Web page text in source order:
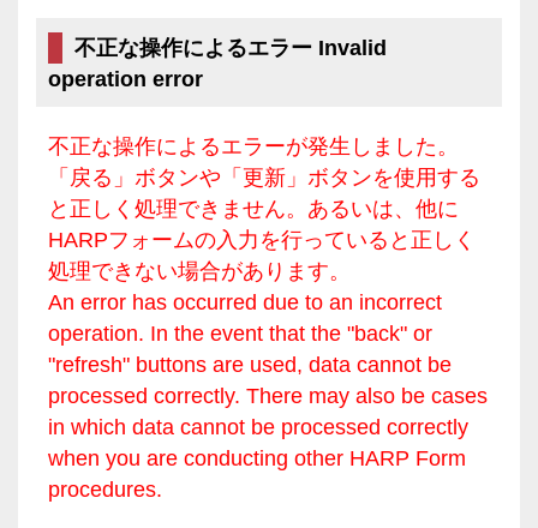
不正な操作によるエラー Invalid
operation error
不正な操作によるエラーが発生しました。
「戻る」ボタンや「更新」ボタンを使用する
と正しく処理できません。あるいは、他に
HARPフォームの入力を行っていると正しく
処理できない場合があります。
An error has occurred due to an incorrect
operation. In the event that the "back" or
"refresh" buttons are used, data cannot be
processed correctly. There may also be cases
in which data cannot be processed correctly
when you are conducting other HARP Form
procedures.